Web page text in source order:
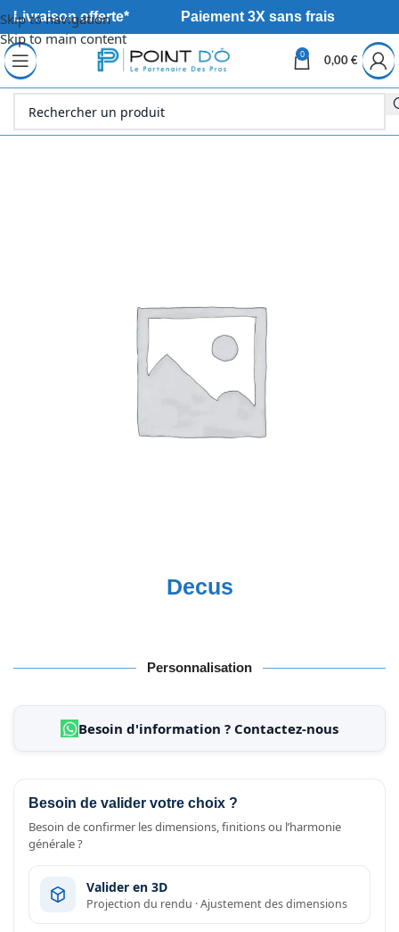
Skip to navigation
Skip to main content
Livraison offerte* Paiement 3X sans frais
0
0,00 €
Accueil Déstockage
Decus
Personnalisation
Besoin d'information ? Contactez-nous
Besoin de valider votre choix ?
Besoin de confirmer les dimensions, finitions ou l’harmonie
générale ?
Valider en 3D
Projection du rendu · Ajustement des dimensions